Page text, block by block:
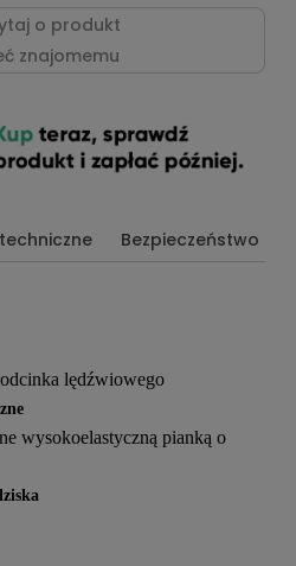
o produkt
znajomemu
Bezpieczeństwo
lędźwiowego
wysokoelastyczną pianką o